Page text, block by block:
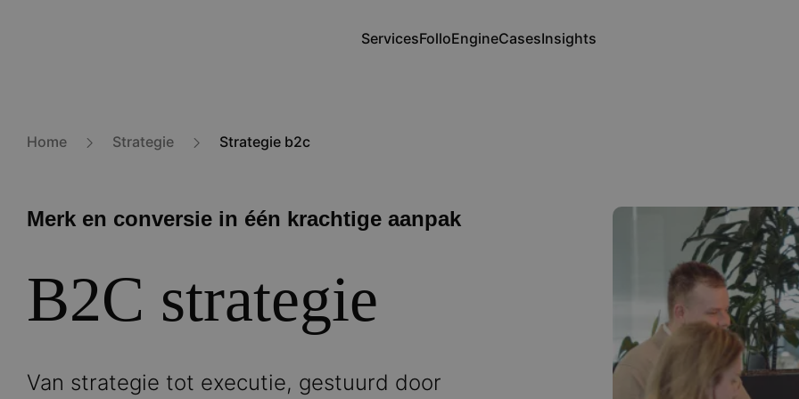
gaan
Main
ServicesFolloEngineCasesInsights
Home Strategie Strategie b2c
Merk en conversie in één krachtige aanpak
B2C strategie
Van strategie tot executie, gestuurd door